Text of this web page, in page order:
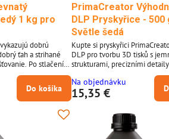
1 kg pro
dobrú
ťah a strihané
Po stlačení
polohy.
Do košíka
PrimaCreator
DLP Pryskyřice - 500
Světle šedá
Kupte si pryskyřici
DLP pro tvorbu 3D tisků s
strukturami, precizními
nádhernými povrchy.
pryskyřici na vaší UV LED &
tiskárně v rozsahu vlnových
405 nanometrů. Vlastnosti materiálu
pryskyřice PrimaCreator
Aplikace na UV-LED & DLP-
Optimalizováno pro
Na objednávku
15,35 €